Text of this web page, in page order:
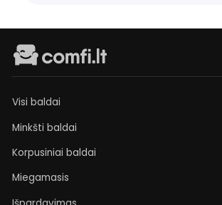
Visi baldai
Minkšti baldai
Korpusiniai baldai
Miegamasis